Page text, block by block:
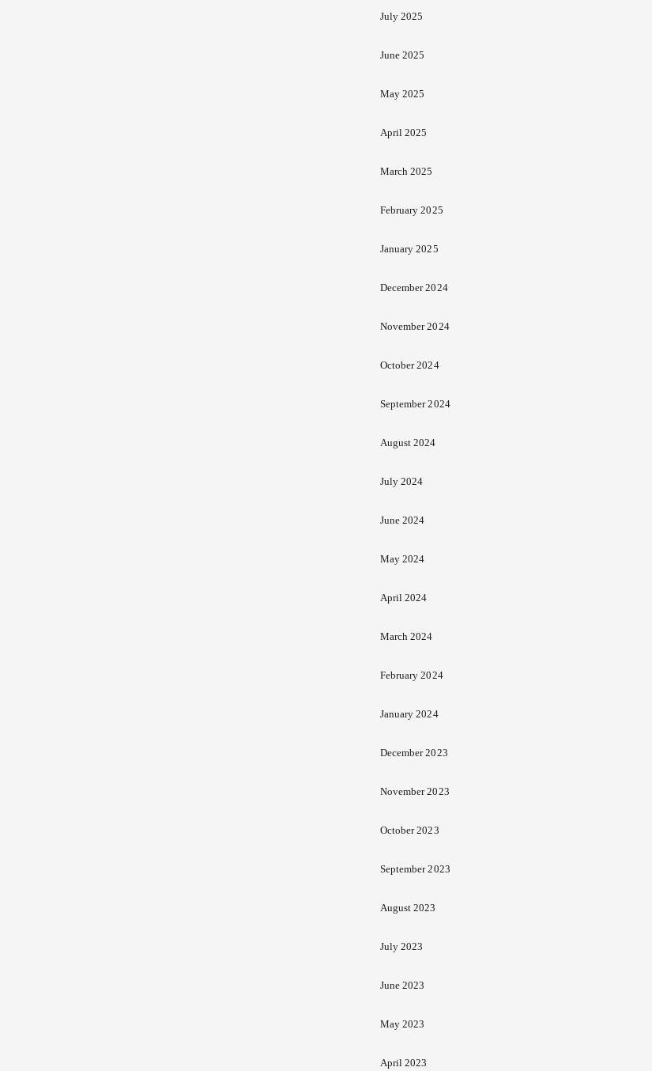
July 2025
June 2025
May 2025
April 2025
March 2025
February 2025
January 2025
December 2024
November 2024
October 2024
September 2024
August 2024
July 2024
June 2024
May 2024
April 2024
March 2024
February 2024
January 2024
December 2023
November 2023
October 2023
September 2023
August 2023
July 2023
June 2023
May 2023
April 2023